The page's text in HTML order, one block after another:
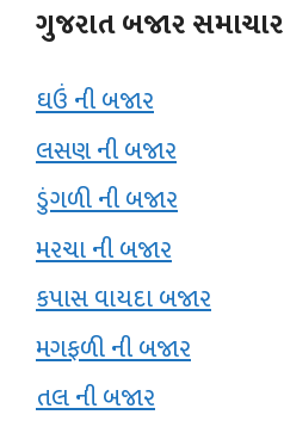
ગુજરાત બજાર સમાચાર
ઘઉં ની બજાર
લસણ ની બજાર
ડુંગળી ની બજાર
મરચા ની બજાર
કપાસ વાયદા બજાર
મગફળી ની બજાર
તલ ની બજાર